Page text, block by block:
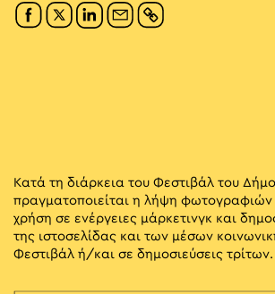
Κατά τη διάρκεια του Φεστιβάλ του
πραγματοποιείται η λήψη φωτογραφιών
χρήση σε ενέργειες μάρκετινγκ και
της ιστοσελίδας και των μέσων
Φεστιβάλ ή/και σε δημοσιεύσεις τρίτων.